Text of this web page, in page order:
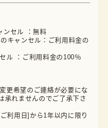
ンセル ：無料
キャンセル：ご利用料金の
ル ：ご利用料金の100％
更希望のご連絡が必要にな
承れませんのでご了承下さ
利用日]から1年以内に限り